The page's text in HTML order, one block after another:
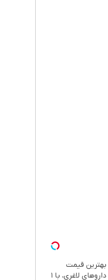
بهترین قیمت
داروهای لاغری، با ۱